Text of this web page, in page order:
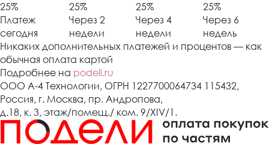
25%
Платеж
сегодня
25%
Через 2
недели
25%
Через 4
недели
25%
Через 6
недель
Никаких дополнительных платежей и процентов — как
обычная оплата картой
Подробнее на podeli.ru
ООО А-4 Технологии, ОГРН 1227700064734 115432,
Россия, г. Москва, пр. Андропова,
д.18, к. 3, этаж/помещ./ ком. 9/XIV/1.